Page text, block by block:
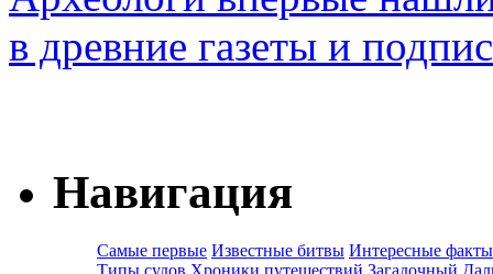
в древние газеты и
Навигация
Самые первые Известные битвы Интересные факты
Типы судов Хроники путешествий Загадочный